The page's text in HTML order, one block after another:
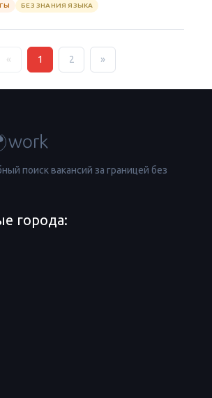
БЕЗ ЗНАНИЯ ЯЗЫКА
« 1 2 »
поиск вакансий за границей без
города: